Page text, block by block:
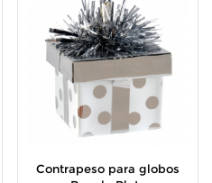
Contrapeso para globos